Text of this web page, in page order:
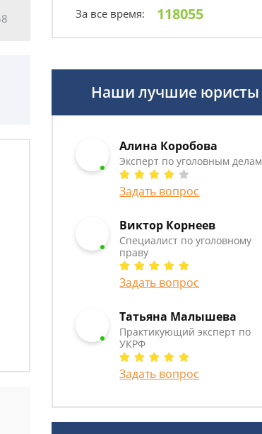
За все время: 118055
Наши лучшие юристы
Алина Коробова
Эксперт по уголовным делам
Задать вопрос
Виктор Корнеев
Cпециалист по уголовному
праву
Задать вопрос
Татьяна Малышева
Практикующий эксперт по
УКРФ
Задать вопрос